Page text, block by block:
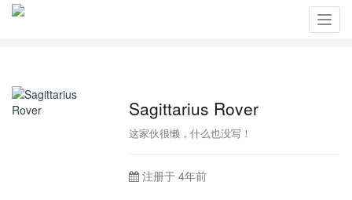
Sagittarius Rover
这家伙很懒，什么也没写！
注册于 4年前